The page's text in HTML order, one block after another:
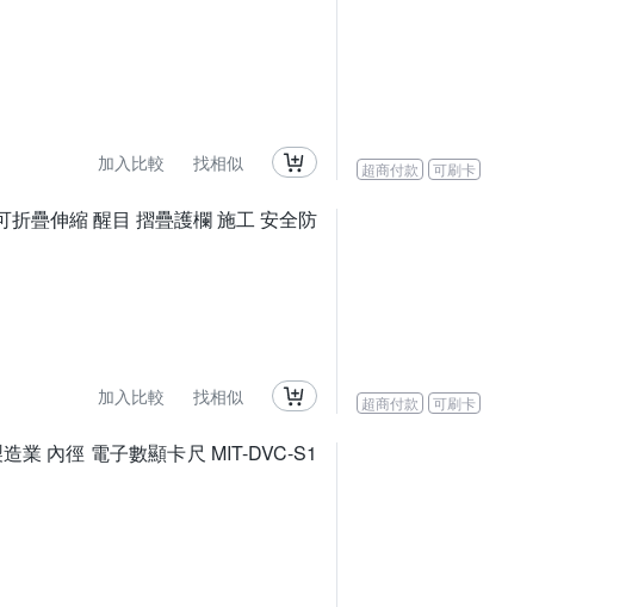
加入比較 找相似 超商付款 可刷卡
折疊伸縮 醒目 摺疊護欄 施工 安全防
加入比較 找相似 超商付款 可刷卡
業 內徑 電子數顯卡尺 MIT-DVC-S1